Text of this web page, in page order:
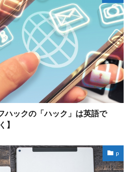
ハックの「ハック」は英語で
】
p